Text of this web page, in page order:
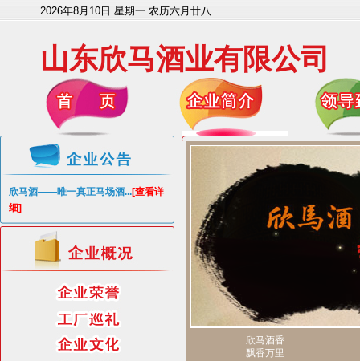
2026年8月10日 星期一 农历六月廿八
山东欣马酒业有限公司
欣马酒——唯一真正马场酒...[查看详
细]
欣马酒香
飘香万里